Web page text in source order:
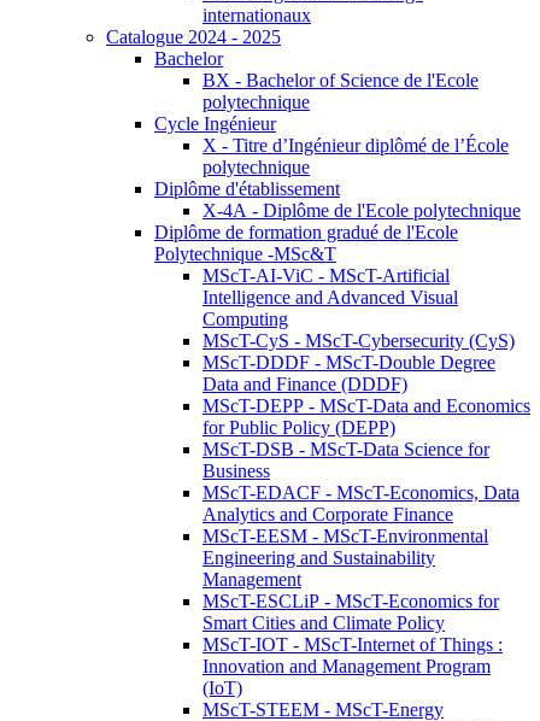
internationaux
Catalogue 2024 - 2025
Bachelor
BX - Bachelor of Science de l'Ecole
polytechnique
Cycle Ingénieur
X - Titre d’Ingénieur diplômé de l’École
polytechnique
Diplôme d'établissement
X-4A - Diplôme de l'Ecole polytechnique
Diplôme de formation gradué de l'Ecole
Polytechnique -MSc&T
MScT-AI-ViC - MScT-Artificial
Intelligence and Advanced Visual
Computing
MScT-CyS - MScT-Cybersecurity (CyS)
MScT-DDDF - MScT-Double Degree
Data and Finance (DDDF)
MScT-DEPP - MScT-Data and Economics
for Public Policy (DEPP)
MScT-DSB - MScT-Data Science for
Business
MScT-EDACF - MScT-Economics, Data
Analytics and Corporate Finance
MScT-EESM - MScT-Environmental
Engineering and Sustainability
Management
MScT-ESCLiP - MScT-Economics for
Smart Cities and Climate Policy
MScT-IOT - MScT-Internet of Things :
Innovation and Management Program
(IoT)
MScT-STEEM - MScT-Energy